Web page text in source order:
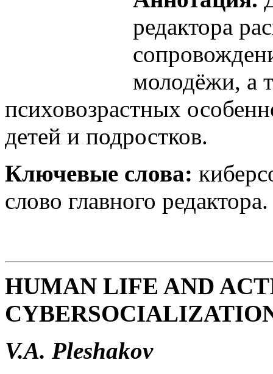
редактора
молодёжи, а
психовозрастных
детей и подростков.
Ключевые слова:
слово главного редактора.
HUMAN LIFE AND
V.A. Pleshakov